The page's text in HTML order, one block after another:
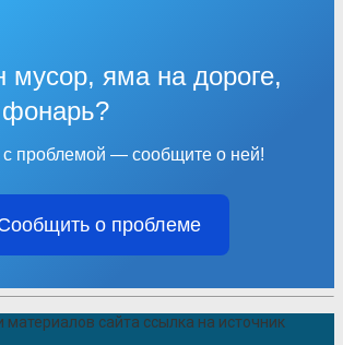
мусор, яма на дороге,
фонарь?
с проблемой — сообщите о ней!
о проблеме
материалов сайта ссылка на источник